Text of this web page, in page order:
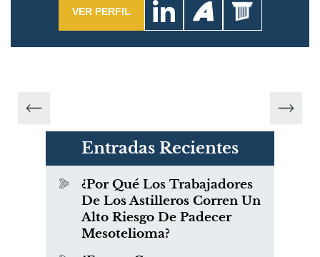
VER PERFIL
Entradas Recientes
¿Por Qué Los Trabajadores
De Los Astilleros Corren Un
Alto Riesgo De Padecer
Mesotelioma?